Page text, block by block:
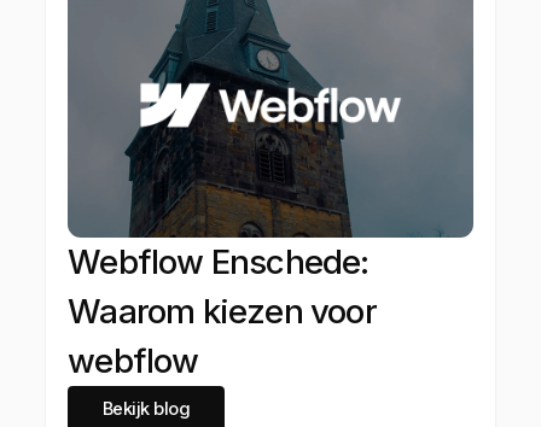
Webflow Enschede:
Waarom kiezen voor
webflow
Bekijk blog